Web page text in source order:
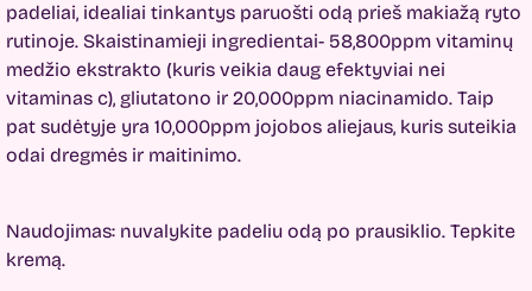
padeliai, idealiai tinkantys paruošti odą prieš makiažą ryto
rutinoje. Skaistinamieji ingredientai- 58,800ppm vitaminų
medžio ekstrakto (kuris veikia daug efektyviai nei
vitaminas c), gliutatono ir 20,000ppm niacinamido. Taip
pat sudėtyje yra 10,000ppm jojobos aliejaus, kuris suteikia
odai dregmės ir maitinimo.
Naudojimas: nuvalykite padeliu odą po prausiklio. Tepkite
kremą.